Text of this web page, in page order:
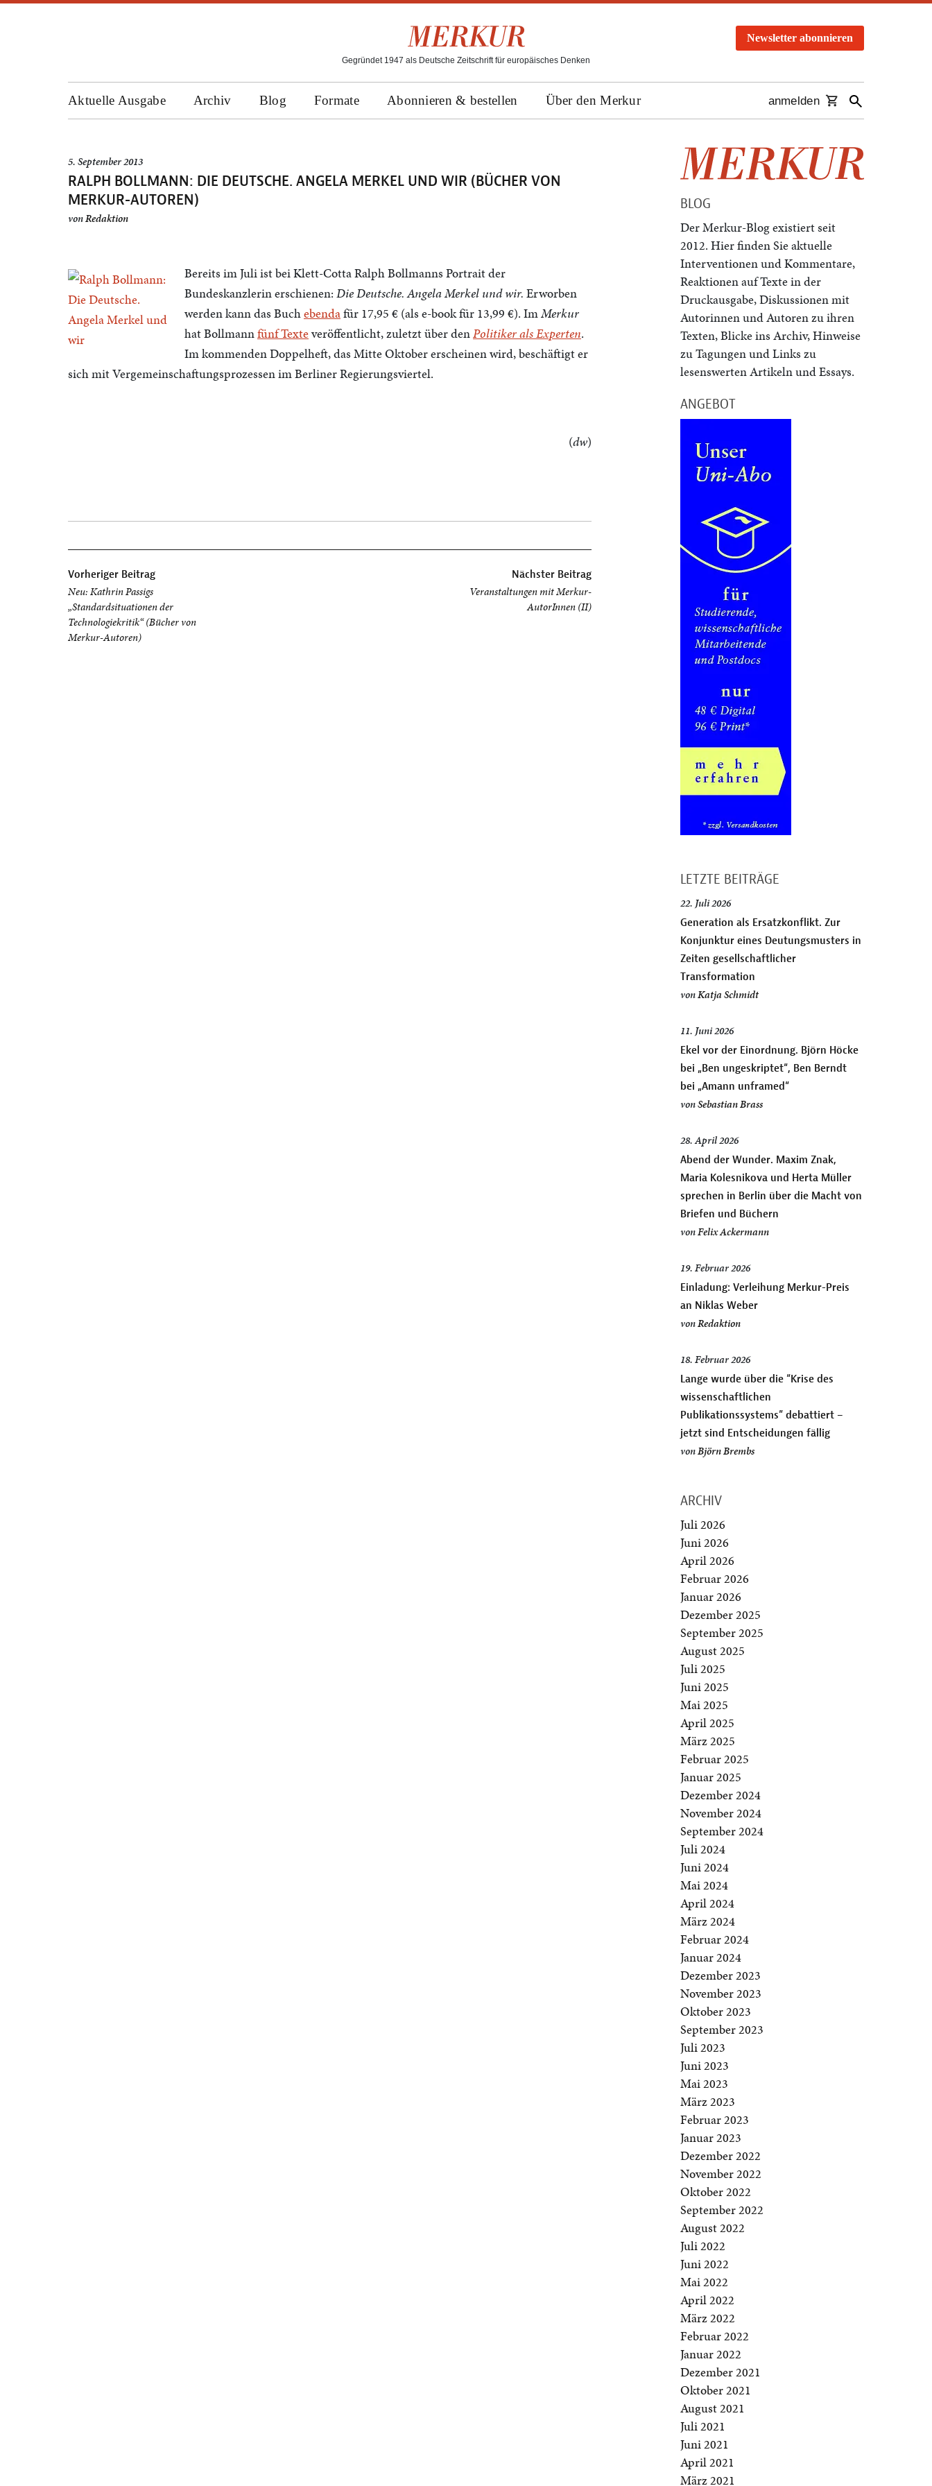
Gegründet 1947 als Deutsche Zeitschrift für europäisches Denken
Newsletter abonnieren
Aktuelle Ausgabe Archiv Blog Formate Abonnieren & bestellen Über den Merkur anmelden
5. September 2013
RALPH BOLLMANN: DIE DEUTSCHE. ANGELA MERKEL UND WIR (BÜCHER VON
MERKUR-AUTOREN)
vonRedaktion
Bereits im Juli ist bei Klett-Cotta Ralph Bollmanns Portrait der
Bundeskanzlerin erschienen: Die Deutsche. Angela Merkel und wir. Erworben
werden kann das Buchebendafür 17,95 € (als e-book für 13,99 €). ImMerkur
hat Bollmannfünf Texteveröffentlicht, zuletzt über denPolitiker als Experten.
Im kommenden Doppelheft, das Mitte Oktober erscheinen wird, beschäftigt er
sich mit Vergemeinschaftungsprozessen im Berliner Regierungsviertel.
(dw)
Vorheriger Beitrag
Neu: Kathrin Passigs
„Standardsituationen der
Technologiekritik“ (Bücher von
Merkur-Autoren)
Nächster Beitrag
Veranstaltungen mit Merkur-
AutorInnen (II)
BLOG
Der Merkur-Blog existiert seit
2012. Hier finden Sie aktuelle
Interventionen und Kommentare,
Reaktionen auf Texte in der
Druckausgabe, Diskussionen mit
Autorinnen und Autoren zu ihren
Texten, Blicke ins Archiv, Hinweise
zu Tagungen und Links zu
lesenswerten Artikeln und Essays.
ANGEBOT
LETZTE BEITRÄGE
22. Juli 2026
Generation als Ersatzkonflikt. Zur
Konjunktur eines Deutungsmusters in
Zeiten gesellschaftlicher
Transformation
vonKatja Schmidt
11. Juni 2026
Ekel vor der Einordnung. Björn Höcke
bei „Ben ungeskriptet“, Ben Berndt
bei „Amann unframed“
vonSebastian Brass
28. April 2026
Abend der Wunder. Maxim Znak,
Maria Kolesnikova und Herta Müller
sprechen in Berlin über die Macht von
Briefen und Büchern
vonFelix Ackermann
19. Februar 2026
Einladung: Verleihung Merkur-Preis
an Niklas Weber
vonRedaktion
18. Februar 2026
Lange wurde über die “Krise des
wissenschaftlichen
Publikationssystems” debattiert –
jetzt sind Entscheidungen fällig
vonBjörn Brembs
ARCHIV
Juli 2026
Juni 2026
April 2026
Februar 2026
Januar 2026
Dezember 2025
September 2025
August 2025
Juli 2025
Juni 2025
Mai 2025
April 2025
März 2025
Februar 2025
Januar 2025
Dezember 2024
November 2024
September 2024
Juli 2024
Juni 2024
Mai 2024
April 2024
März 2024
Februar 2024
Januar 2024
Dezember 2023
November 2023
Oktober 2023
September 2023
Juli 2023
Juni 2023
Mai 2023
März 2023
Februar 2023
Januar 2023
Dezember 2022
November 2022
Oktober 2022
September 2022
August 2022
Juli 2022
Juni 2022
Mai 2022
April 2022
März 2022
Februar 2022
Januar 2022
Dezember 2021
Oktober 2021
August 2021
Juli 2021
Juni 2021
April 2021
März 2021